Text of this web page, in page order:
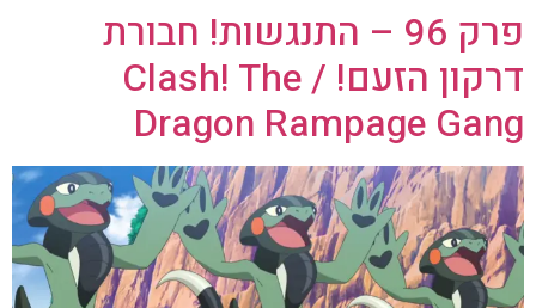
פרק 96 – התנגשות! חבורת
דרקון הזעם! / Clash! The
Dragon Rampage Gang